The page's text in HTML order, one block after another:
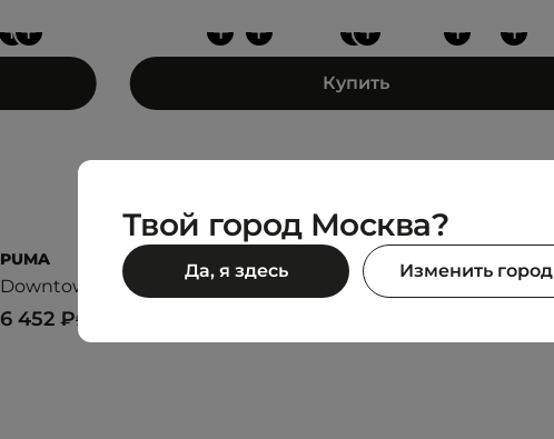
++ +
+
+ + +
+
Купить
PUMA
Downtown Graphic Hoodie TR
9 490 ₽
6 452 ₽
UNITED 4
SWEATSHIRT
Твой город Москва?
Да, я здесь Изменить город